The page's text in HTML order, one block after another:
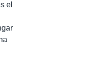
el